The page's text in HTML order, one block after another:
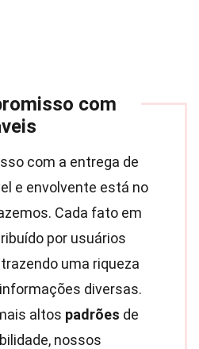
com
com a entrega de
e envolvente está no
Cada fato em
por usuários
uma riqueza
diversas.
altos padrões de
nossos